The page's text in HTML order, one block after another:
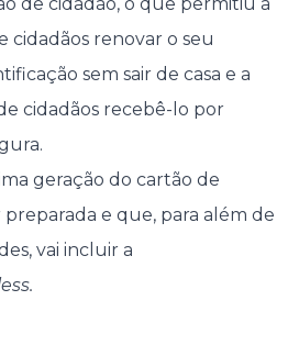
cidadãos renovar o seu
sem sair de casa e a
cidadãos recebê-lo por
geração do cartão de
preparada e que, para além de
vai incluir a